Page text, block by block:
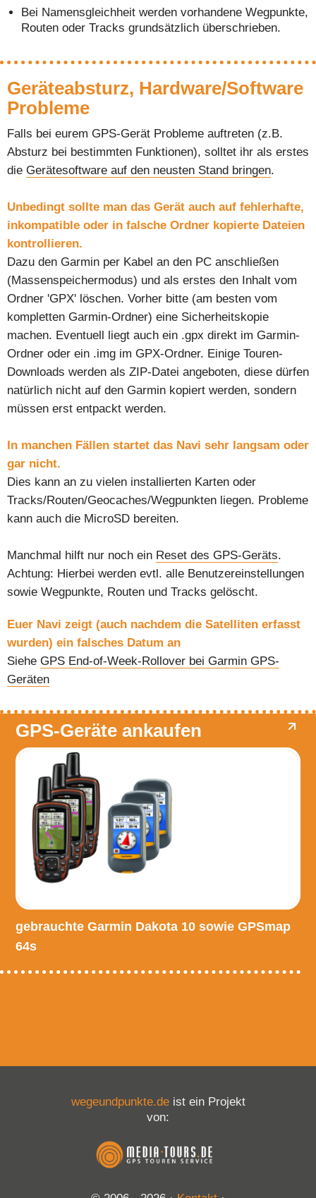
Bei Namensgleichheit werden vorhandene Wegpunkte,
Routen oder Tracks grundsätzlich überschrieben.
Geräteabsturz, Hardware/Software
Probleme
Falls bei eurem GPS-Gerät Probleme auftreten (z.B.
Absturz bei bestimmten Funktionen), solltet ihr als erstes
die Gerätesoftware auf den neusten Stand bringen.
Unbedingt sollte man das Gerät auch auf fehlerhafte,
inkompatible oder in falsche Ordner kopierte Dateien
kontrollieren.
Dazu den Garmin per Kabel an den PC anschließen
(Massenspeichermodus) und als erstes den Inhalt vom
Ordner 'GPX' löschen. Vorher bitte (am besten vom
kompletten Garmin-Ordner) eine Sicherheitskopie
machen. Eventuell liegt auch ein .gpx direkt im Garmin-
Ordner oder ein .img im GPX-Ordner. Einige Touren-
Downloads werden als ZIP-Datei angeboten, diese dürfen
natürlich nicht auf den Garmin kopiert werden, sondern
müssen erst entpackt werden.
In manchen Fällen startet das Navi sehr langsam oder
gar nicht.
Dies kann an zu vielen installierten Karten oder
Tracks/Routen/Geocaches/Wegpunkten liegen. Probleme
kann auch die MicroSD bereiten.
Manchmal hilft nur noch ein Reset des GPS-Geräts.
Achtung: Hierbei werden evtl. alle Benutzereinstellungen
sowie Wegpunkte, Routen und Tracks gelöscht.
Euer Navi zeigt (auch nachdem die Satelliten erfasst
wurden) ein falsches Datum an
Siehe GPS End-of-Week-Rollover bei Garmin GPS-
Geräten
GPS-Geräte ankaufen
gebrauchte Garmin Dakota 10 sowie GPSmap
64s
wegeundpunkte.deist ein Projekt
von: